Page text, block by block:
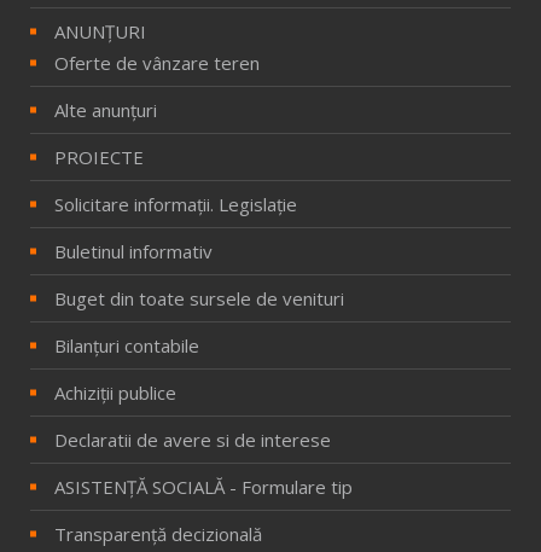
ANUNȚURI
Oferte de vânzare teren
Alte anunțuri
PROIECTE
Solicitare informaţii. Legislaţie
Buletinul informativ
Buget din toate sursele de venituri
Bilanţuri contabile
Achiziţii publice
Declaratii de avere si de interese
ASISTENȚĂ SOCIALĂ - Formulare tip
Transparență decizională